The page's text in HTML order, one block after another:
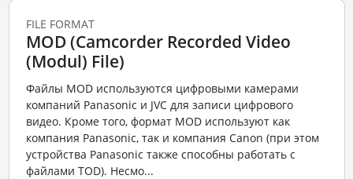
FILE FORMAT
MOD (Camcorder Recorded Video
(Modul) File)
Файлы MOD используются цифровыми камерами
компаний Panasonic и JVC для записи цифрового
видео. Кроме того, формат MOD используют как
компания Panasonic, так и компания Canon (при этом
устройства Panasonic также способны работать с
файлами TOD). Несмо...